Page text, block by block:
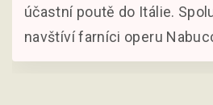
účastní poutě do Itálie.
navštíví farníci operu